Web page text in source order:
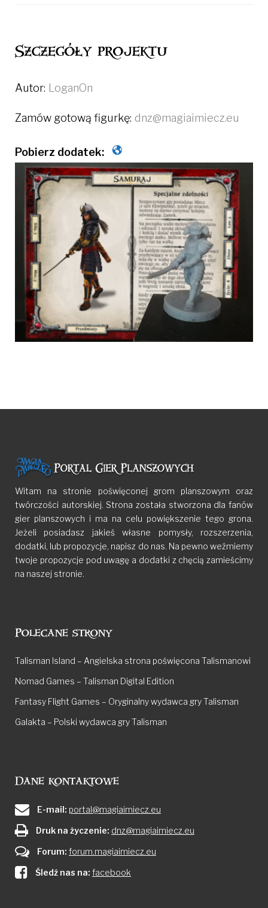
Szczegóły projektu
Autor: LoganOn
Zamów gotową figurkę: dnz@magiaimiecz.eu
Witam na stronie poświęconej grom planszowym oraz
twórczości autorskiej. Strona została stworzona dla fanów
gier planszowych i ma na celu powiększenie tego grona.
Jeżeli posiadasz jakieś własne pomysły, rozszerzenia,
dodatki, lub propozycje, napisz do nas. Na pewno weźmiemy
twoje propozycje pod uwagę a dodatki z chęcią zamieścimy
na naszej stronie.
Polecane strony
Talisman Island – Angielska strona poświęcona Talismanowi
Nomad Games – Talisman Digital Edition
Fantasy Flight Games – Oryginalny wydawca gry Talisman
Galakta – Polski wydawca gry Talisman
Dane kontaktowe
E-mail: portal@magiaimiecz.eu
Druk na życzenie: dnz@magiaimiecz.eu
Forum: forum.magiaimiecz.eu
Śledź nas na: facebook